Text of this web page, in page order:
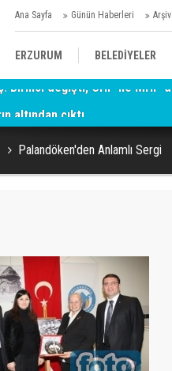
Ana Sayfa Günün Haberleri Arşiv
ERZURUM BELEDİYELER
KÜLTÜR/SANAT//MAĞAZİN
Palandöken'den Anlamlı Sergi